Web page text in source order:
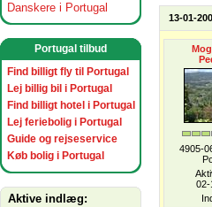
Danskere i Portugal
Portugal tilbud
Find billigt fly til Portugal
Lej billig bil i Portugal
Find billigt hotel i Portugal
Lej feriebolig i Portugal
Guide og rejseservice
Køb bolig i Portugal
Aktive indlæg:
13-01-
4905-
02-